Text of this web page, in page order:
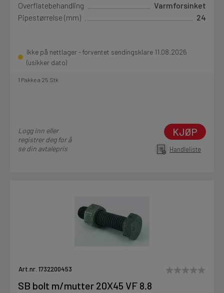
Overflatebehandling
Varmforsinket
Pipestørrelse (mm)
24
Ikke på nettlager - forventet sendingsklare 11.08.2026
(usikker dato)
1 Pakke a 25 Stk
Logg inn eller
registrer deg for å
se din avtalepris
KJØP
Handleliste
Art.nr. 1732200453
SB bolt m/mutter 20X45 VF 8.8